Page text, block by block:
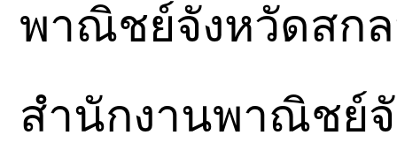
พาณิชย์จังหวัดสก
สำนักงานพาณิชย์